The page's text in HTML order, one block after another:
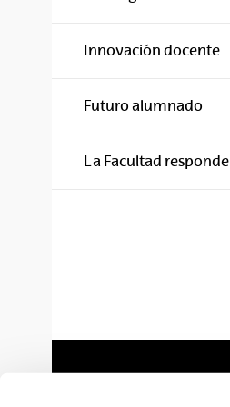
Innovación docente
Futuro alumnado
La Facultad responde